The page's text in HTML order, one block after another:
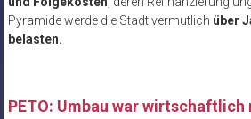
Pyramide werde die Stadt vermutlich über
belasten.
PETO: Umbau war wirtschaftlich